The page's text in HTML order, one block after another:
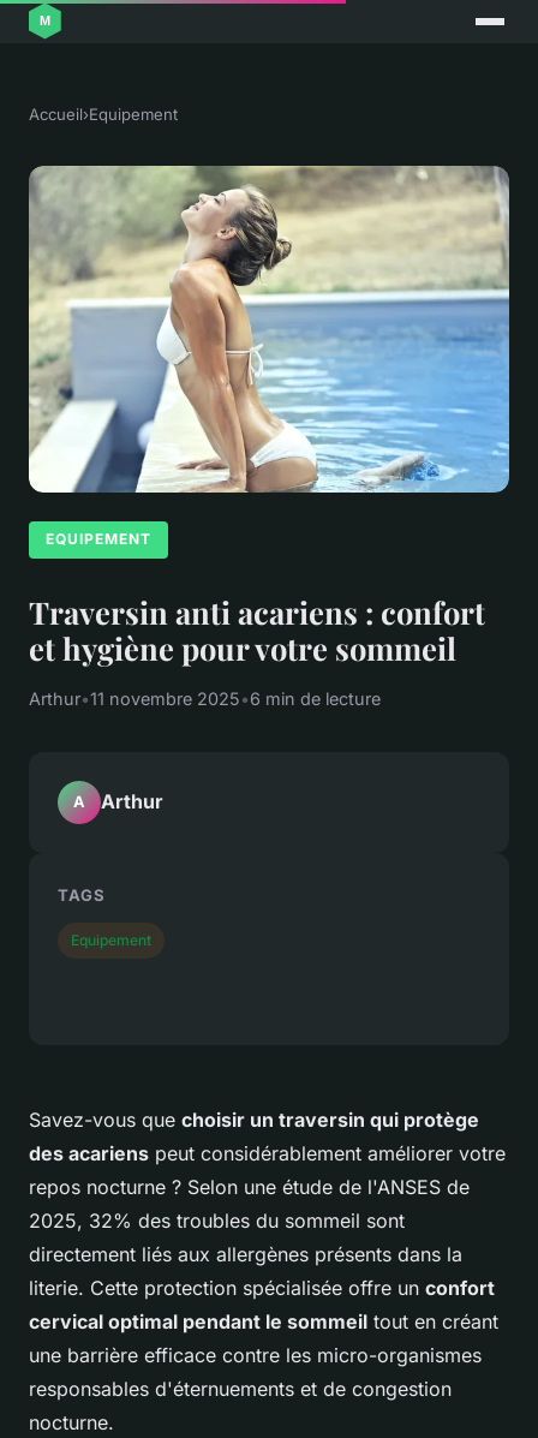
Accueil›Equipement
EQUIPEMENT
Traversin anti acariens : confort
et hygiène pour votre sommeil
Arthur•11 novembre 2025•6 min de lecture
Savez-vous que choisir un traversin qui protège
des acariens peut considérablement améliorer votre
repos nocturne ? Selon une étude de l'ANSES de
2025, 32% des troubles du sommeil sont
directement liés aux allergènes présents dans la
literie. Cette protection spécialisée offre un confort
cervical optimal pendant le sommeil tout en créant
une barrière efficace contre les micro-organismes
responsables d'éternuements et de congestion
nocturne.
A Arthur
TAGS
Equipement